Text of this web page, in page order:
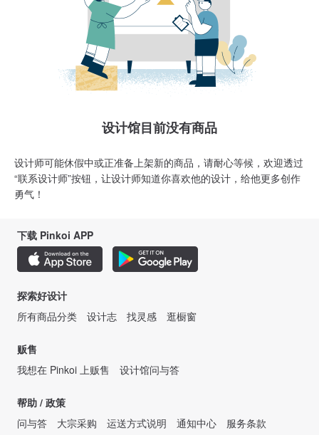
设计馆目前没有商品
设计师可能休假中或正准备上架新的商品，请耐心等候，欢迎透过
“联系设计师”按钮，让设计师知道你喜欢他的设计，给他更多创作
勇气！
下载 Pinkoi APP
探索好设计
所有商品分类
设计志 找灵感 逛橱窗
贩售
我想在 Pinkoi 上贩售
设计馆问与答
帮助 / 政策
问与答
大宗采购 运送方式说明 通知中心
服务条款